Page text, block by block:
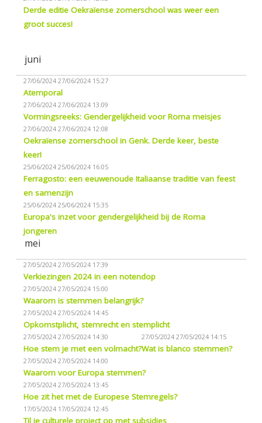
Derde editie Oekraïense zomerschool was weer een
groot succes!
juni
27/06/2024 27/06/2024 15:27
Atemporal
27/06/2024 27/06/2024 13:09
Vormingsreeks: Gendergelijkheid voor Roma meisjes
27/06/2024 27/06/2024 12:08
Oekraïense zomerschool in Genk. Derde keer, beste
keer!
25/06/2024 25/06/2024 16:05
Ferragosto: een eeuwenoude Italiaanse traditie van feest
en samenzijn
25/06/2024 25/06/2024 15:35
Europa's inzet voor gendergelijkheid bij de Roma
jongeren
mei
27/05/2024 27/05/2024 17:39
Verkiezingen 2024 in een notendop
27/05/2024 27/05/2024 15:00
Waarom is stemmen belangrijk?
27/05/2024 27/05/2024 14:45
Opkomstplicht, stemrecht en stemplicht
27/05/2024 27/05/2024 14:30
Hoe stem je met een volmacht?
27/05/2024 27/05/2024 14:15
Wat is blanco stemmen?
27/05/2024 27/05/2024 14:00
Waarom voor Europa stemmen?
27/05/2024 27/05/2024 13:45
Hoe zit het met de Europese Stemregels?
17/05/2024 17/05/2024 12:45
Til je culturele project op met subsidies